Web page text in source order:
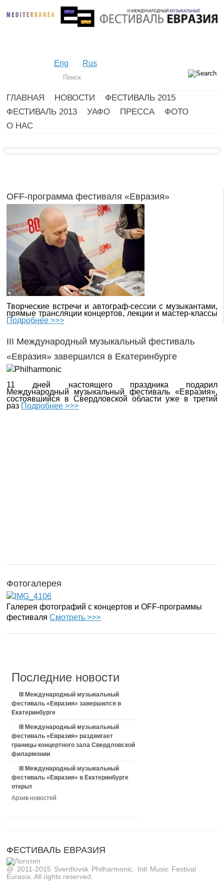
Eng Rus
ГЛАВНАЯ НОВОСТИ
ФЕСТИВАЛЬ 2015
ФЕСТИВАЛЬ 2013
УАФО ПРЕССА
ФОТО
О НАС
OFF-программа фестиваля «Евразия»
Творческие встречи и автограф-сессии с музыкантами,
прямые трансляции концертов, лекции и мастер-классы
Подробнее >>>
III Международный музыкальный фестиваль
«Евразия» завершился в Екатеринбурге
11 дней настоящего праздника подарил
Международный музыкальный фестиваль «Евразия»,
состоявшийся в Свердловской области уже в третий
раз Подробнее >>>
Фотогалерея
Галерея фотографий с концертов и OFF-программы
фестиваляСмотреть >>>
Последние новости
III Международный музыкальный
фестиваль «Евразия» завершился в
Екатеринбурге
III Международный музыкальный
фестиваль «Евразия» раздвигает
границы концертного зала Свердловской
филармонии
III Международный музыкальный
фестиваль «Евразия» в Екатеринбурге
открыт
Архив новостей
ФЕСТИВАЛЬ ЕВРАЗИЯ
@ 2011-2015 Sverdlovsk Philharmonic. Intl Music Festival
Eurasia. All rights reserved.